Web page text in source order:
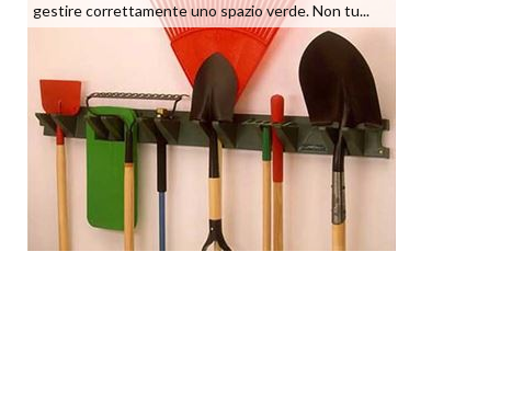
gestire correttamente uno spazio verde. Non tu...